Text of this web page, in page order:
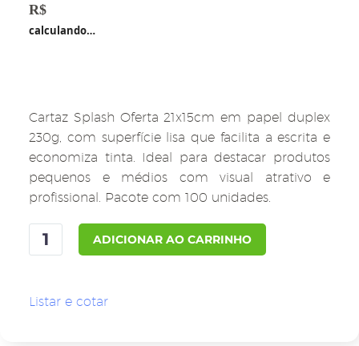
R$
calculando…
Cartaz Splash Oferta 21x15cm em papel duplex
230g, com superfície lisa que facilita a escrita e
economiza tinta. Ideal para destacar produtos
pequenos e médios com visual atrativo e
profissional. Pacote com 100 unidades.
Cartaz
Splash
21x15cm
ADICIONAR AO CARRINHO
Listar e cotar